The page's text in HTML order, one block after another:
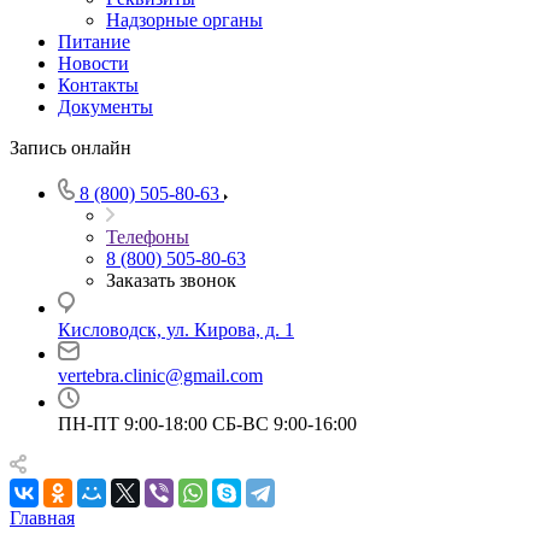
Надзорные органы
Питание
Новости
Контакты
Документы
Запись онлайн
8 (800) 505-80-63
Телефоны
8 (800) 505-80-63
Заказать звонок
Кисловодск, ул. Кирова, д. 1
vertebra.clinic@gmail.com
ПН-ПТ 9:00-18:00 СБ-ВС 9:00-16:00
Главная